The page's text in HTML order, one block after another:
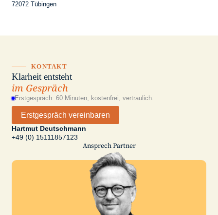
72072 Tübingen
KONTAKT
Klarheit entsteht
im Gespräch
Erstgespräch: 60 Minuten, kostenfrei, vertraulich.
Erstgespräch vereinbaren
Hartmut Deutschmann
+49 (0) 15111857123
Ansprech Partner